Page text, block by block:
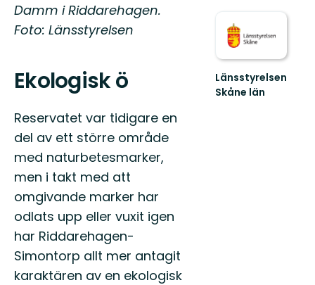
Damm i Riddarehagen.
Foto: Länsstyrelsen
Ekologisk ö
Reservatet var tidigare en
del av ett större område
med naturbetesmarker,
men i takt med att
omgivande marker har
odlats upp eller vuxit igen
har Riddarehagen-
Simontorp allt mer antagit
karaktären av en ekologisk
Länsstyrelsen
Skåne län